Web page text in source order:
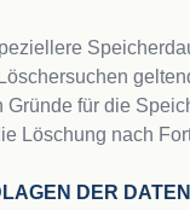
für die
Löschung nach
DER